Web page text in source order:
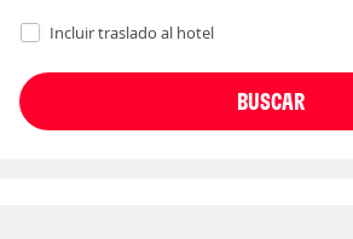
Incluir traslado al hotel